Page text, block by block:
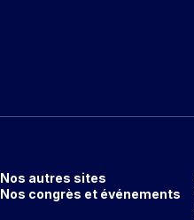
Nos autres sites
Nos congrès et événements